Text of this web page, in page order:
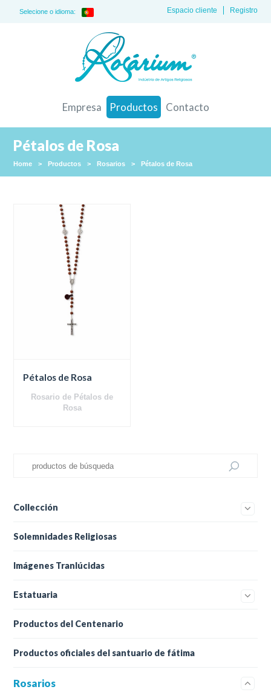
Selecione o idioma: Registro
Espacio cliente
Empresa Productos Contacto
Pétalos de Rosa
Home > Productos > Rosarios > Pétalos de Rosa
Pétalos de Rosa
Rosario de Pétalos de
Rosa
Collección
Solemnidades Religiosas
Imágenes Tranlúcidas
Estatuaria
Productos del Centenario
Productos oficiales del santuario de fátima
Rosarios